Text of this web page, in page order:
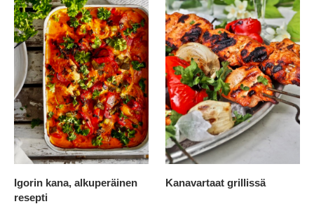
Igorin kana, alkuperäinen
resepti
Kanavartaat grillissä